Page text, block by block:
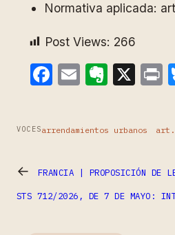
Normativa aplicada:
Post Views: 266
Facebook
Email X
VOCESarrendamientos urbanos art.
← FRANCIA | PROPOSICIÓN DE
STS 712/2026, DE 7 DE MAYO: